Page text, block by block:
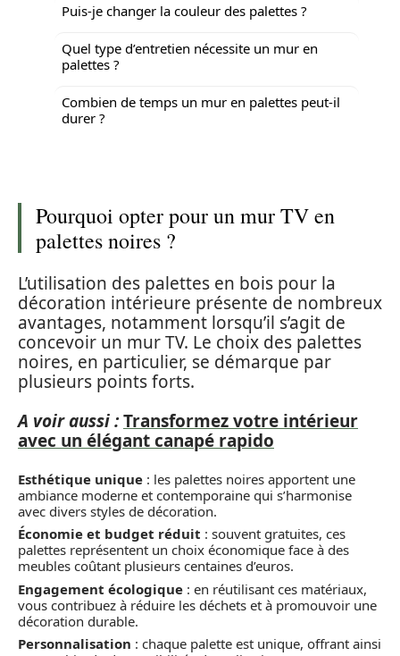
Puis-je changer la couleur des palettes ?
Quel type d’entretien nécessite un mur en
palettes ?
Combien de temps un mur en palettes peut-il
durer ?
Pourquoi opter pour un mur TV en
palettes noires ?
L’utilisation des palettes en bois pour la
décoration intérieure présente de nombreux
avantages, notamment lorsqu’il s’agit de
concevoir un mur TV. Le choix des palettes
noires, en particulier, se démarque par
plusieurs points forts.
A voir aussi :Transformez votre intérieur
avec un élégant canapé rapido
Esthétique unique : les palettes noires apportent une
ambiance moderne et contemporaine qui s’harmonise
avec divers styles de décoration.
Économie et budget réduit : souvent gratuites, ces
palettes représentent un choix économique face à des
meubles coûtant plusieurs centaines d’euros.
Engagement écologique : en réutilisant ces matériaux,
vous contribuez à réduire les déchets et à promouvoir une
décoration durable.
Personnalisation : chaque palette est unique, offrant ainsi